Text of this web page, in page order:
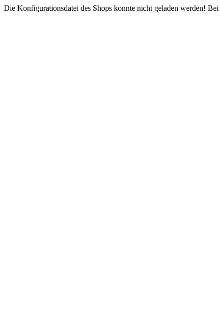
Die Konfigurationsdatei des Shops konnte nicht geladen werden!